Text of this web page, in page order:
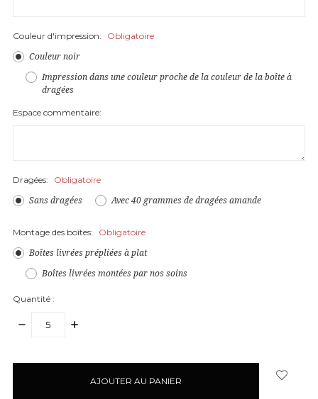
Couleur d'impression: Obligatoire
Couleur noir
Impression dans une couleur proche de la couleur de la boîte à
dragées
Espace commentaire:
Dragées: Obligatoire
Sans dragées Avec 40 grammes de dragées amande
Montage des boîtes: Obligatoire
Boîtes livrées prépliées à plat
Boîtes livrées montées par nos soins
Quantité :
DIMINUER
AUGMENTER